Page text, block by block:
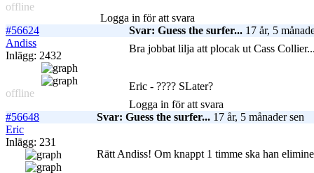
offline
Logga in för att svara
#56624
Svar: Guess the surfer... 17 år, 5
Andiss
Inlägg: 2432
offline
Bra jobbat lilja att plocak ut Cass
Eric - ???? SLater?
Logga in för att svara
#56648
Svar: Guess the surfer... 17 år, 5 månader sen
Eric
Inlägg: 231
Rätt Andiss! Om knappt 1 timme ska han